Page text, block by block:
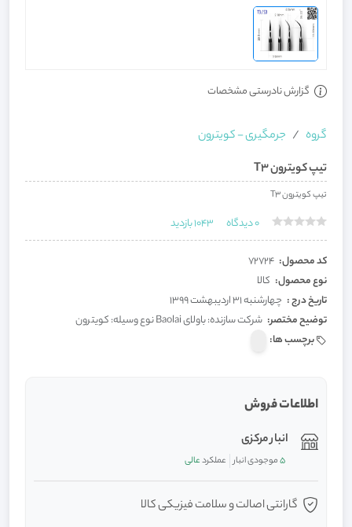
گزارش نادرستی مشخصات
گروه
جرمگیری - کویترون
تیپ کویترون T3
تیپ کویترون T3
0دیدگاه 1043بازدید
کد محصول: 72724
نوع محصول: کالا
تاریخ درج : چهارشنبه 31 اردیبهشت 1399
توضیح مختصر: شرکت سازنده: باولای Baolai نوع وسیله: کویترون
برچسب ها:
اطلاعات فروش
انبار مرکزی
5موجودی انبار عملکردعالی
گارانتی اصالت و سلامت فیزیکی کالا